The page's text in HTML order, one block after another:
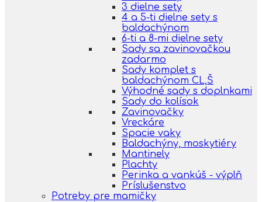
3 dielne sety
4 a 5-ti dielne sety s
baldachýnom
6-ti a 8-mi dielne sety
Sady sa zavinovačkou
zadarmo
Sady komplet s
baldachýnom CL,Š
Výhodné sady s doplnkami
Sady do kolísok
Zavinovačky
Vreckáre
Spacie vaky
Baldachýny, moskytiéry
Mantinely
Plachty
Perinka a vankúš - výplň
Príslušenstvo
Potreby pre mamičky